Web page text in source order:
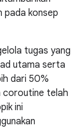
pada konsep
tugas yang
utama serta
dari 50%
coroutine telah
ini